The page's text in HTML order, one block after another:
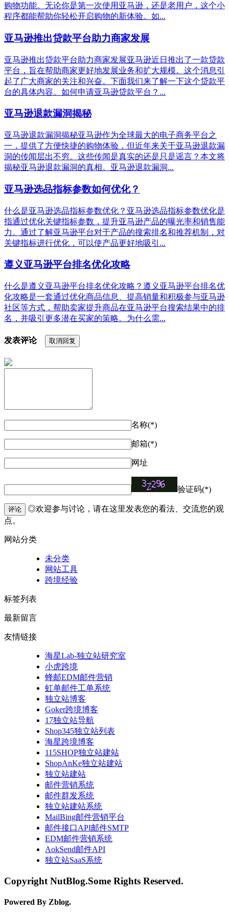
购物功能。无论你是第一次使用亚马逊，还是老用户，这个小
程序都能帮助你轻松开启购物的新体验。如...
亚马逊推出贷款平台助力商家发展
亚马逊推出贷款平台助力商家发展亚马逊近日推出了一款贷款
平台，旨在帮助商家更好地发展业务和扩大规模。这个消息引
起了广大商家的关注和兴奋。下面我们来了解一下这个贷款平
台的具体内容。如何申请亚马逊贷款平台？...
亚马逊退款漏洞揭秘
亚马逊退款漏洞揭秘亚马逊作为全球最大的电子商务平台之
一，提供了方便快捷的购物体验，但近年来关于亚马逊退款漏
洞的传闻层出不穷。这些传闻是真实的还是只是谣言？本文将
揭秘亚马逊退款漏洞的真相。亚马逊退款漏洞...
亚马逊选品指标参数如何优化？
什么是亚马逊选品指标参数优化？亚马逊选品指标参数优化是
指通过优化关键指标参数，提升亚马逊产品的曝光率和销售能
力。通过了解亚马逊平台对于产品的搜索排名和推荐机制，对
关键指标进行优化，可以使产品更好地吸引...
遵义亚马逊平台排名优化攻略
什么是遵义亚马逊平台排名优化攻略？遵义亚马逊平台排名优
化攻略是一套通过优化商品信息、提高销量和积极参与亚马逊
社区等方式，帮助卖家提升商品在亚马逊平台搜索结果中的排
名，并吸引更多潜在买家的策略。为什么需...
发表评论 取消回复
名称(*)
邮箱(*)
网址
验证码(*)
评论
◎欢迎参与讨论，请在这里发表您的看法、交流您的观
点。
网站分类
未分类
网站工具
跨境经验
标签列表
最新留言
友情链接
海星Lab-独立站研究室
小虎跨境
蜂邮EDM邮件营销
虹单邮件工单系统
独立站博客
Goker跨境博客
17独立站导航
Shop345独立站列表
海星跨境博客
115SHOP独立站建站
ShopAnKe独立站建站
独立站建站
邮件营销系统
邮件群发系统
独立站建站系统
MailBing邮件营销平台
邮件接口API邮件SMTP
EDM邮件营销系统
AokSend邮件API
独立站SaaS系统
Copyright NutBlog.Some Rights Reserved.
Powered By Zblog.